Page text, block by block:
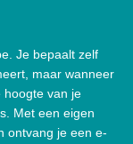
Je bepaalt zelf
maar wanneer
hoogte van je
Met een eigen
ontvang je een e-